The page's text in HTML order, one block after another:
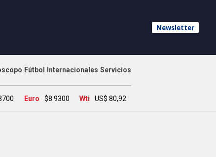
Newsletter
Fútbol Internacionales Servicios
Euro $8.9300 Wti US$ 80,92